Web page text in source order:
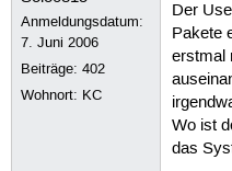
Anmeldungsdatum:
7. Juni 2006
Beiträge:402
Wohnort: KC
Der
Pakete
erstmal
Wo ist
das